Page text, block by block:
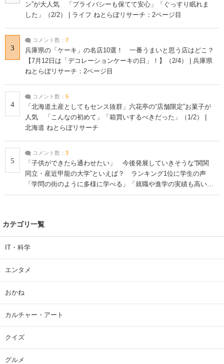
ン”が大人気 「プライバシーも保てて安心」「ぐっすり眠れま
した」（2/2） | ライフ ねとらぼリサーチ：2ページ目
3
コメント数： 7
兵庫県の「ケーキ」の名店10選！ 一番うまいと思う店はどこ？
【7月12日は「デコレーションケーキの日」！】（2/4） | 兵庫県
ねとらぼリサーチ：2ページ目
4
コメント数： 5
「北海道土産としてもセンス抜群」六花亭の“店舗限定”お菓子が
人気 「こんなの初めて」「箱買いするべきだった」（1/2） |
北海道 ねとらぼリサーチ
5
コメント数： 3
「子供ができたら通わせたい」 今後発展していきそうな“関関
同立・産近甲龍の大学”といえば？ ランキング1位に学生の声
「学問の街のように多様に学べる」「就職や進学の実績も高い」
| 大学 ねとらぼリサーチ
カテゴリ一覧
IT・科学
エンタメ
おかね
カルチャー・アート
クイズ
グルメ